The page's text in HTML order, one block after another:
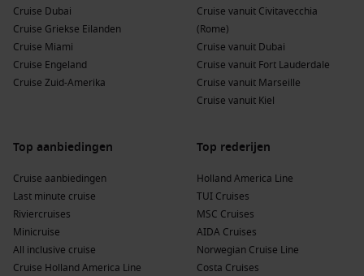
voorstellingen.
De combinatie van ruige natuur en een verrassend levendige
stad maakt
Nuuk in Groenland
tot een veelzijdige
bestemming
Het cruiseseizoen in Nuuk loopt voornamelijk van juni tot en
met september. In deze maanden zijn de temperaturen het
meest aangenaam, variërend van 5 tot 15 graden Celsius.
Bovendien profiteer je in de zomer van lange dagen met
bijna eindeloos daglicht.
Cruise Dubai
Cruise Griekse Eilanden
Cruise Miami
Cruise Engeland
Cruise Zuid-Amerika
Cruise vanuit Civitavecchia
(Rome)
Cruise vanuit Dubai
Cruise vanuit Fort Lauderdale
Cruise vanuit Marseille
Cruise vanuit Kiel
Top aanbiedingen
Cruise aanbiedingen
Last minute cruise
Riviercruises
Minicruise
All inclusive cruise
Cruise Holland America Line
Top rederijen
Holland America Line
TUI Cruises
MSC Cruises
AIDA Cruises
Norwegian Cruise Line
Costa Cruises